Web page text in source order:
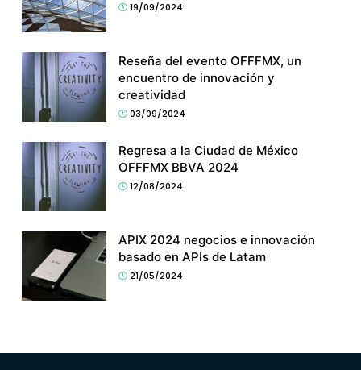
19/09/2024
Reseña del evento OFFFMX, un
encuentro de innovación y
creatividad
03/09/2024
Regresa a la Ciudad de México
OFFFMX BBVA 2024
12/08/2024
APIX 2024 negocios e innovación
basado en APIs de Latam
21/05/2024